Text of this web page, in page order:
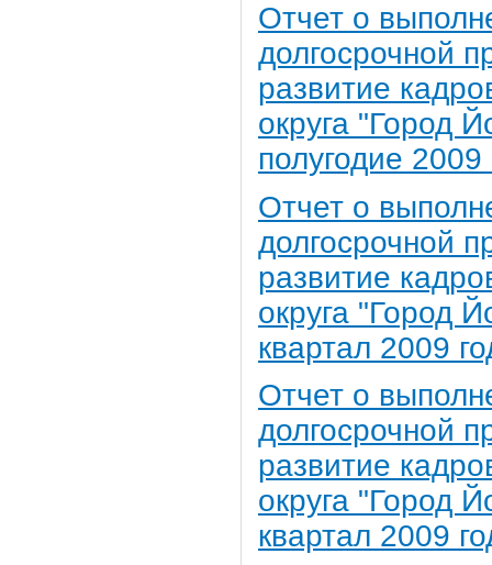
Отчет о
долгосрочной
развитие
округа "Город
полугодие 2009
Отчет о
долгосрочной
развитие
округа "Город
квартал 2009
Отчет о
долгосрочной
развитие
округа "Город
квартал 2009